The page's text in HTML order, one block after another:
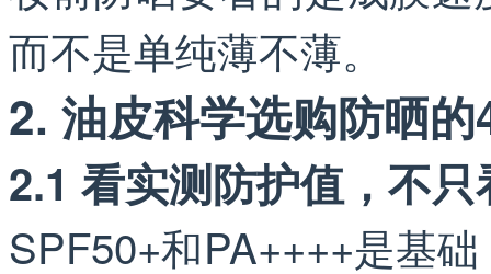
而不是单纯薄不薄。
2. 油皮科学选购防晒
2.1 看实测防护值，不
SPF50+和PA++++是基